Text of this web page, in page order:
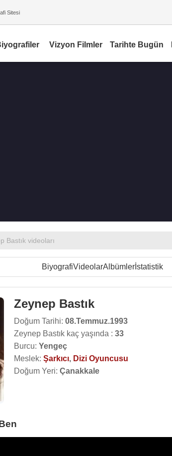
Sitesi
Vizyon Filmler Tarihte Bugün
Bastık videoları
BiyografiVideolarAlbümler İstatistik
Zeynep Bastık
Doğum Tarihi: 08.Temmuz.1993
Zeynep Bastık kaç yaşında : 33
Burcu: Yengeç
Meslek: Şarkıcı, Dizi Oyuncusu
Doğum Yeri: Çanakkale